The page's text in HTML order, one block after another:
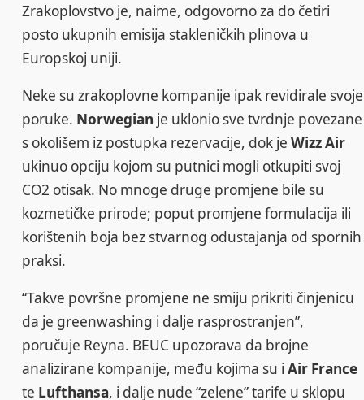
Zrakoplovstvo je, naime, odgovorno za do četiri
posto ukupnih emisija stakleničkih plinova u
Europskoj uniji.
Neke su zrakoplovne kompanije ipak revidirale svoje
poruke. Norwegian je uklonio sve tvrdnje povezane
s okolišem iz postupka rezervacije, dok jeWizz Air
ukinuo opciju kojom su putnici mogli otkupiti svoj
CO2 otisak. No mnoge druge promjene bile su
kozmetičke prirode; poput promjene formulacija ili
korištenih boja bez stvarnog odustajanja od spornih
praksi.
“Takve površne promjene ne smiju prikriti činjenicu
da je greenwashing i dalje rasprostranjen”,
poručuje Reyna. BEUC upozorava da brojne
analizirane kompanije, među kojima su iAir France
te Lufthansa, i dalje nude “zelene” tarife u sklopu